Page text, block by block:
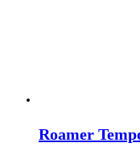
Roamer